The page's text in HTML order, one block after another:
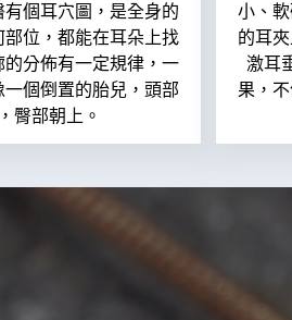
個耳穴圖，是全身的
位，都能在耳朵上找
的分佈有一定規律，一
個倒置的胎兒，頭部
臀部朝上。
小、
的耳
激耳
果，